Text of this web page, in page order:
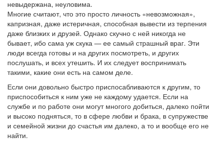
невыдержана, неуловима.
Многие считают, что это просто личность «невозможная»,
капризная, даже истеричная, способная вывести из терпения
даже близких и друзей. Однако скучно с ней никогда не
бывает, ибо сама уж скука — ее самый страшный враг. Эти
люди всегда готовы и на других посмотреть, и других
послушать, и всех утешить. И их следует воспринимать
такими, какие они есть на самом деле.
Если они довольно быстро приспосабливаются к другим, то
приспособиться к ним уже не каждому удается. Если на
службе и по работе они могут многого добиться, далеко пойти
и высоко подняться, то в сфере любви и брака, в супружестве
и семейной жизни до счастья им далеко, а то и вообще его не
найти.